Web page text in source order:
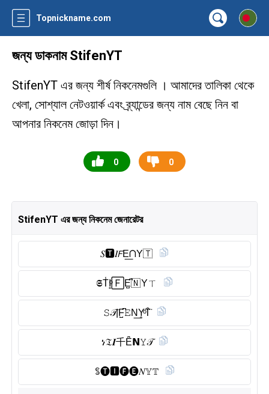
Topnickname.com
জন্য ডাকনাম StifenYT
StifenYT এর জন্য শীর্ষ নিকনেমগুলি । আমাদের তালিকা থেকে
খেলা, সোশ্যাল নেটওয়ার্ক এবং ব্র্যান্ডের জন্য নাম বেছে নিন বা
আপনার নিকনেম জোড়া দিন।
0 0
StifenYT এর জন্য নিকনেম জেনারেটর
𝑆🆃︎𝐼𝘍E͟ᑎY🇹
𝕾T̾I̥ͦ🄵E̺͆🇳 Yㄒ
𝚂𝒯|F̺͆𝙴N͟Y̥ͦT̑̈
ነ𝔗𝑰千Ȇ̈𝗡𝚈𝒯
ꌚ🅣︎🅸︎🅕︎🅔︎𝑁𝕐𝕋